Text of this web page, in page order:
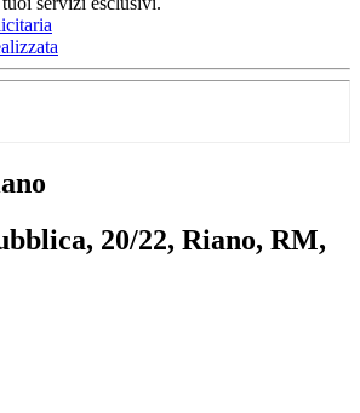
20/22, Riano, RM,